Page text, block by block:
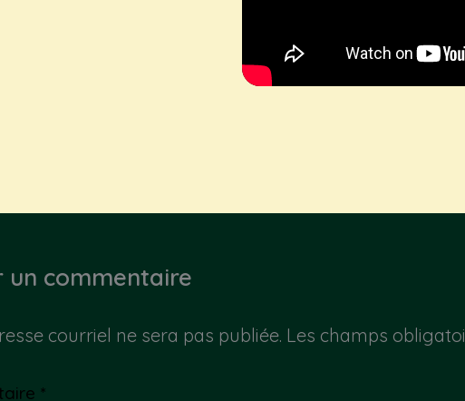
un commentaire
courriel ne sera pas publiée. Les champs
*